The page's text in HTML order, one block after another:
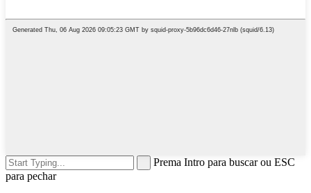
Prema Intro para buscar ou ESC
para pechar